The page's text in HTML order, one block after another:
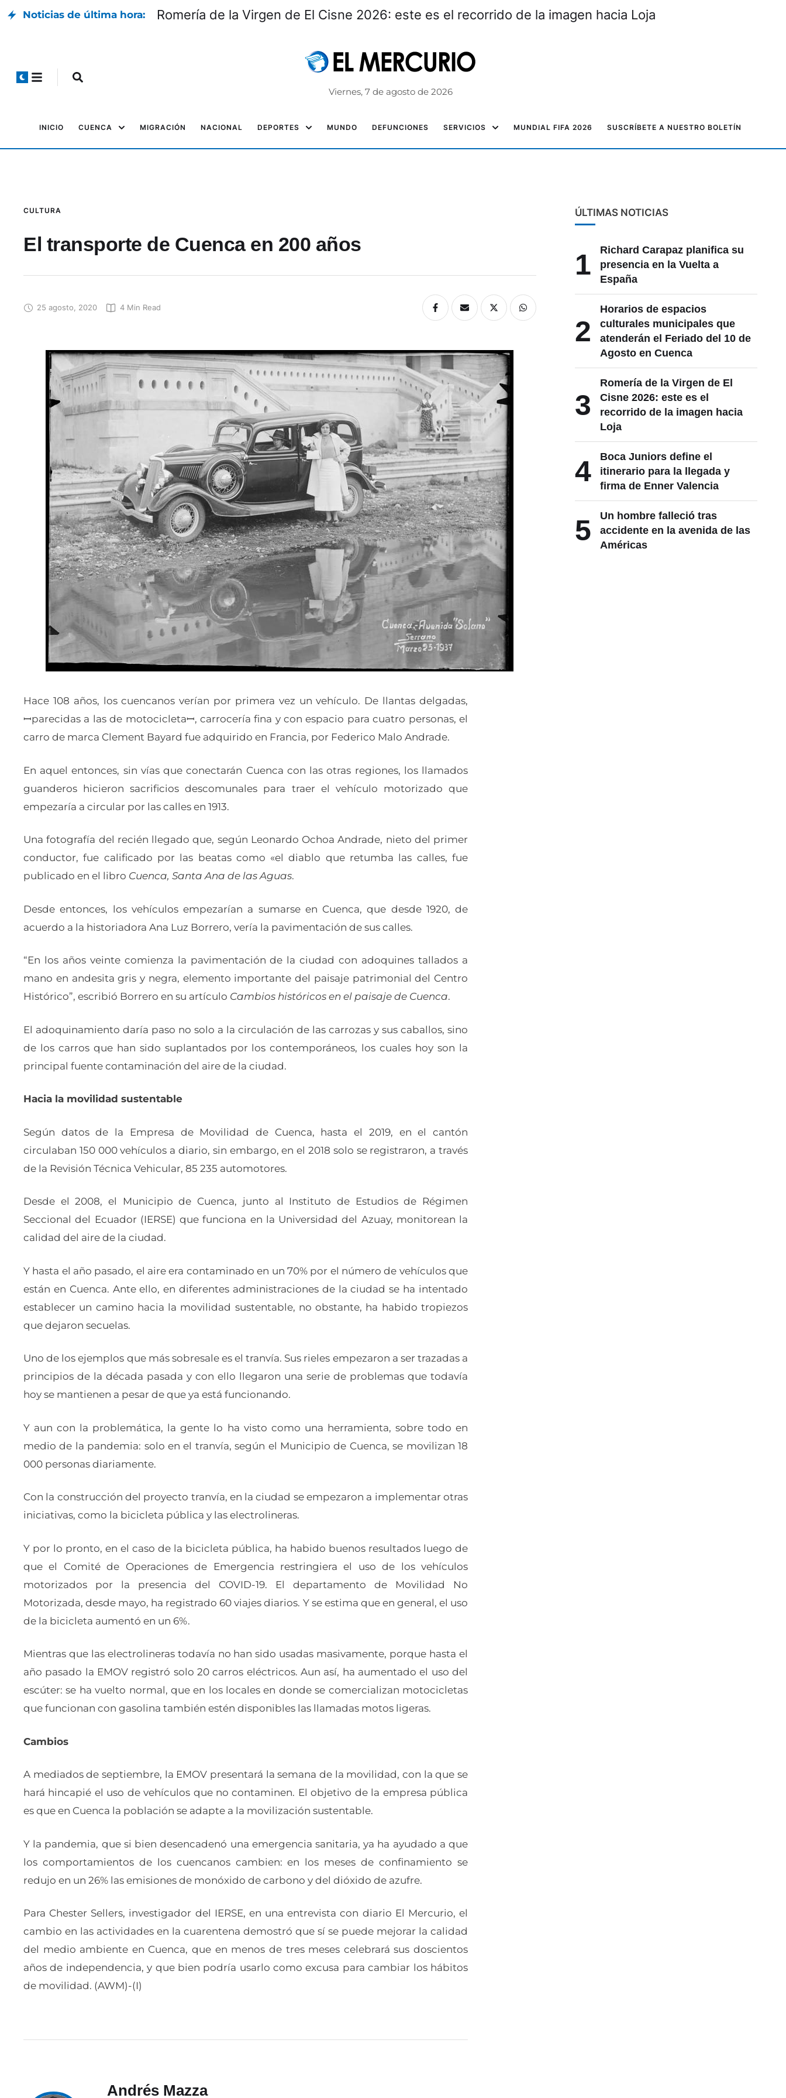
Noticias de última hora: Romería de la Virgen de El Cisne 2026: este es el recorrido de la imagen hacia Loja
Viernes, 7 de agosto de 2026
INICIO CUENCA MIGRACIÓN NACIONAL DEPORTES MUNDO DEFUNCIONES SERVICIOS MUNDIAL FIFA 2026 SUSCRÍBETE A NUESTRO BOLETÍN
CULTURA
El transporte de Cuenca en 200 años
25 agosto, 2020 4 Min Read
Hace 108 años, los cuencanos verían por primera vez un vehículo. De llantas delgadas,
ꟷparecidas a las de motocicletaꟷ, carrocería fina y con espacio para cuatro personas, el
carro de marca Clement Bayard fue adquirido en Francia, por Federico Malo Andrade.
En aquel entonces, sin vías que conectarán Cuenca con las otras regiones, los llamados
guanderos hicieron sacrificios descomunales para traer el vehículo motorizado que
empezaría a circular por las calles en 1913.
Una fotografía del recién llegado que, según Leonardo Ochoa Andrade, nieto del primer
conductor, fue calificado por las beatas como «el diablo que retumba las calles, fue
publicado en el libro Cuenca, Santa Ana de las Aguas.
Desde entonces, los vehículos empezarían a sumarse en Cuenca, que desde 1920, de
acuerdo a la historiadora Ana Luz Borrero, vería la pavimentación de sus calles.
“En los años veinte comienza la pavimentación de la ciudad con adoquines tallados a
mano en andesita gris y negra, elemento importante del paisaje patrimonial del Centro
Histórico”, escribió Borrero en su artículo Cambios históricos en el paisaje de Cuenca.
El adoquinamiento daría paso no solo a la circulación de las carrozas y sus caballos, sino
de los carros que han sido suplantados por los contemporáneos, los cuales hoy son la
principal fuente contaminación del aire de la ciudad.
Hacia la movilidad sustentable
Según datos de la Empresa de Movilidad de Cuenca, hasta el 2019, en el cantón
circulaban 150 000 vehículos a diario, sin embargo, en el 2018 solo se registraron, a través
de la Revisión Técnica Vehicular, 85 235 automotores.
Desde el 2008, el Municipio de Cuenca, junto al Instituto de Estudios de Régimen
Seccional del Ecuador (IERSE) que funciona en la Universidad del Azuay, monitorean la
calidad del aire de la ciudad.
Y hasta el año pasado, el aire era contaminado en un 70% por el número de vehículos que
están en Cuenca. Ante ello, en diferentes administraciones de la ciudad se ha intentado
establecer un camino hacia la movilidad sustentable, no obstante, ha habido tropiezos
que dejaron secuelas.
Uno de los ejemplos que más sobresale es el tranvía. Sus rieles empezaron a ser trazadas a
principios de la década pasada y con ello llegaron una serie de problemas que todavía
hoy se mantienen a pesar de que ya está funcionando.
Y aun con la problemática, la gente lo ha visto como una herramienta, sobre todo en
medio de la pandemia: solo en el tranvía, según el Municipio de Cuenca, se movilizan 18
000 personas diariamente.
Con la construcción del proyecto tranvía, en la ciudad se empezaron a implementar otras
iniciativas, como la bicicleta pública y las electrolineras.
Y por lo pronto, en el caso de la bicicleta pública, ha habido buenos resultados luego de
que el Comité de Operaciones de Emergencia restringiera el uso de los vehículos
motorizados por la presencia del COVID-19. El departamento de Movilidad No
Motorizada, desde mayo, ha registrado 60 viajes diarios. Y se estima que en general, el uso
de la bicicleta aumentó en un 6%.
Mientras que las electrolineras todavía no han sido usadas masivamente, porque hasta el
año pasado la EMOV registró solo 20 carros eléctricos. Aun así, ha aumentado el uso del
escúter: se ha vuelto normal, que en los locales en donde se comercializan motocicletas
que funcionan con gasolina también estén disponibles las llamadas motos ligeras.
Cambios
A mediados de septiembre, la EMOV presentará la semana de la movilidad, con la que se
hará hincapié el uso de vehículos que no contaminen. El objetivo de la empresa pública
es que en Cuenca la población se adapte a la movilización sustentable.
Y la pandemia, que si bien desencadenó una emergencia sanitaria, ya ha ayudado a que
los comportamientos de los cuencanos cambien: en los meses de confinamiento se
redujo en un 26% las emisiones de monóxido de carbono y del dióxido de azufre.
Para Chester Sellers, investigador del IERSE, en una entrevista con diario El Mercurio, el
cambio en las actividades en la cuarentena demostró que sí se puede mejorar la calidad
del medio ambiente en Cuenca, que en menos de tres meses celebrará sus doscientos
años de independencia, y que bien podría usarlo como excusa para cambiar los hábitos
de movilidad. (AWM)-(I)
Andrés Mazza
ÚLTIMAS NOTICIAS
1
Richard Carapaz planifica su
presencia en la Vuelta a
España
2
Horarios de espacios
culturales municipales que
atenderán el Feriado del 10 de
Agosto en Cuenca
3
Romería de la Virgen de El
Cisne 2026: este es el
recorrido de la imagen hacia
Loja
4
Boca Juniors define el
itinerario para la llegada y
firma de Enner Valencia
5
Un hombre falleció tras
accidente en la avenida de las
Américas